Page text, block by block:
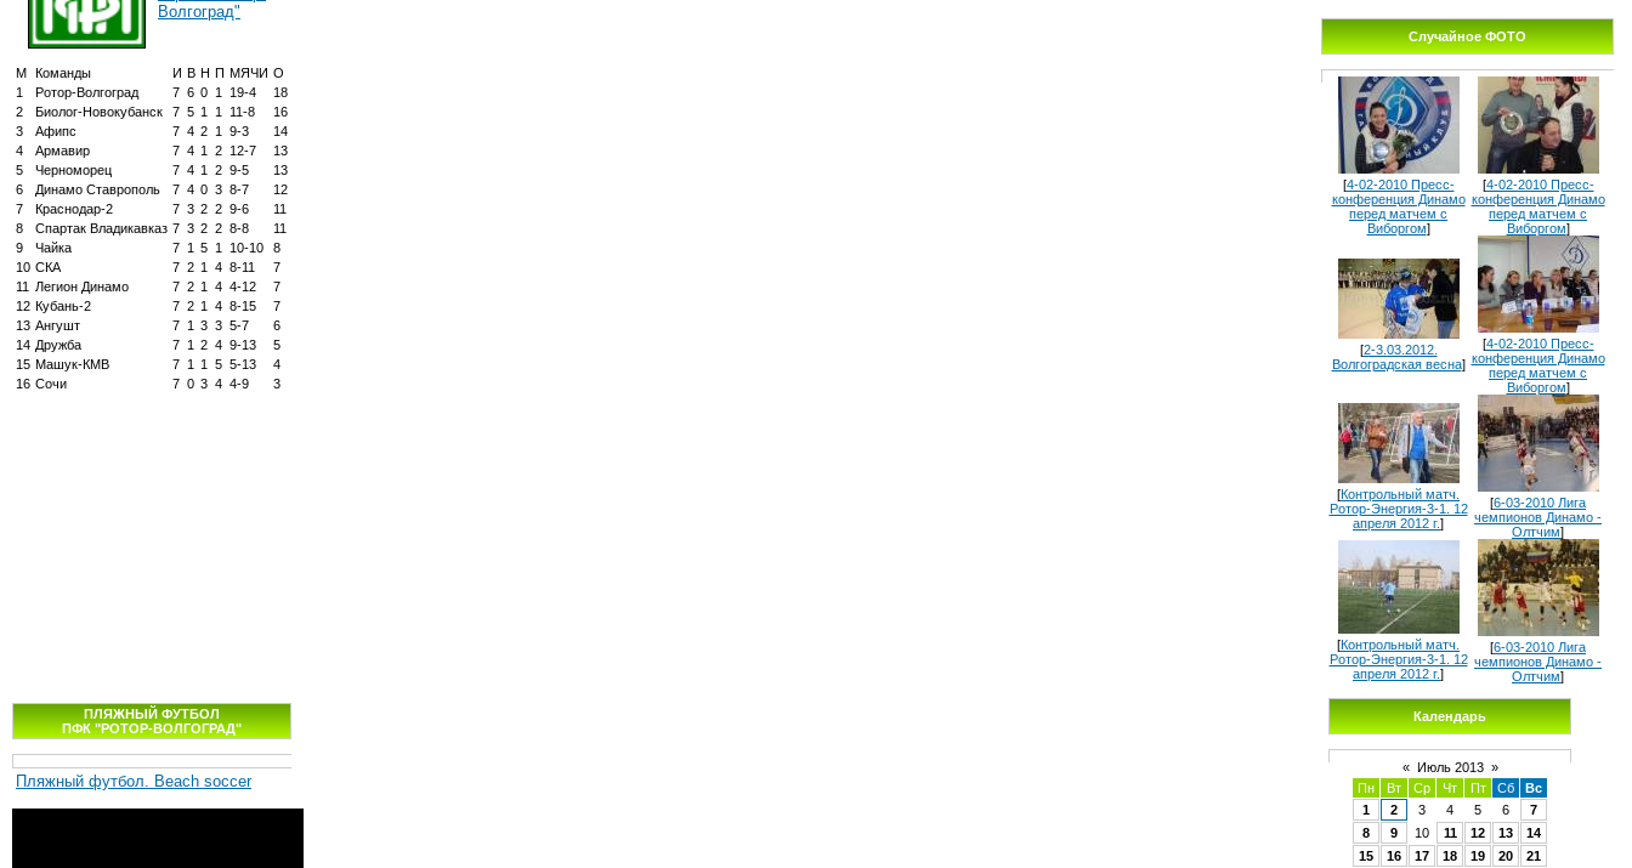
Волгоград"
М Команды И В Н П МЯЧИ О
1
Ротор-Волгоград 7 6 0 1 19-4
18
2
Биолог-Новокубанск 7 5 1 1 11-8
16
3
Афипс 7 4 2 1 9-3
14
4
Армавир 7 4 1 2 12-7
13
5
Черноморец 7 4 1 2 9-5
13
6
Динамо Ставрополь 7 4 0 3 8-7
12
7
Краснодар-2 7 3 2 2 9-6
11
8
Спартак Владикавказ 7 3 2 2 8-8
11
9
Чайка 7 1 5 1 10-10
8
10 СКА 7 2 1 4 8-11
7
11
Легион Динамо 7 2 1 4 4-12
7
12 Кубань-2 7 2 1 4 8-15
7
13 Ангушт 7 1 3 3 5-7
6
14 Дружба 7 1 2 4 9-13
5
15 Машук-КМВ 7 1 1 5 5-13
4
16 Сочи 7 0 3 4 4-9 3
ПЛЯЖНЫЙ ФУТБОЛ
ПФК "РОТОР-ВОЛГОГРАД"
Пляжный футбол. Beach soccer
Случайное ФОТО
[4-02-2010 Пресс-
конференция Динамо
перед матчем с
Виборгом]
[4-02-2010 Пресс-
конференция Динамо
перед матчем с
Виборгом]
[2-3.03.2012.
Волгоградская весна]
[4-02-2010 Пресс-
конференция Динамо
перед матчем с
Виборгом]
[Контрольный матч.
Ротор-Энергия-3-1. 12
апреля 2012 г.]
[6-03-2010 Лига
чемпионов Динамо -
Олтчим]
[Контрольный матч.
Ротор-Энергия-3-1. 12
апреля 2012 г.]
[6-03-2010 Лига
чемпионов Динамо -
Олтчим]
Календарь
« Июль 2013 »
Пн
Вт Ср Чт Пт Сб
Вс
1
2 3 4 5 6
7
8
9 10 11 12 13
14
15
16 17 18 19 20
21